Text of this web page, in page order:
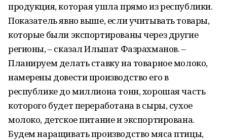
продукция, которая ушла прямо из республики.
Показатель явно выше, если учитывать товары,
которые были экспортированы через другие
регионы, – сказал Ильшат Фазрахманов. –
Планируем делать ставку на товарное молоко,
намерены довести производство его в
республике до миллиона тонн, хорошая часть
которого будет переработана в сыры, сухое
молоко, детское питание и экспортирована.
Будем наращивать производство мяса птицы,